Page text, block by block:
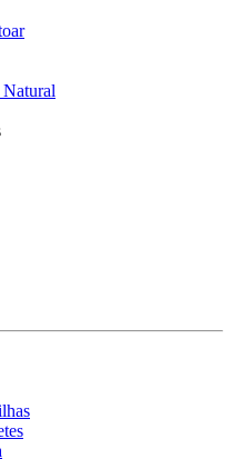
Natural